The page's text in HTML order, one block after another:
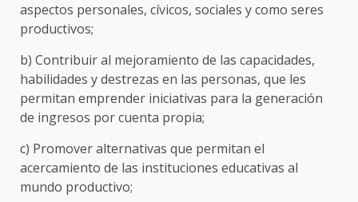
aspectos personales, cívicos, sociales y como seres
productivos;
b) Contribuir al mejoramiento de las capacidades,
habilidades y destrezas en las personas, que les
permitan emprender iniciativas para la generación
de ingresos por cuenta propia;
c) Promover alternativas que permitan el
acercamiento de las instituciones educativas al
mundo productivo;